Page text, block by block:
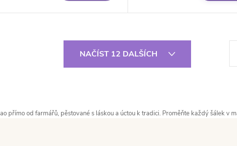
NAČÍST 12 DALŠÍCH
přímo od farmářů, pěstované s láskou a úctou k tradici. Proměňte každý šálek v